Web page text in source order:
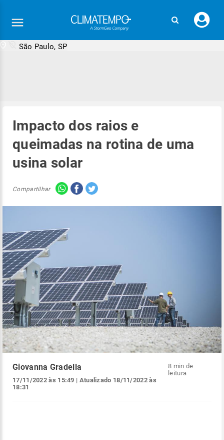
seu
São Paulo, SP
Impacto dos raios e
queimadas na rotina de uma
usina solar
Compartilhar
Giovanna Gradella
17/11/2022 às 15:49 | Atualizado 18/11/2022 às
18:31
8 min de
leitura